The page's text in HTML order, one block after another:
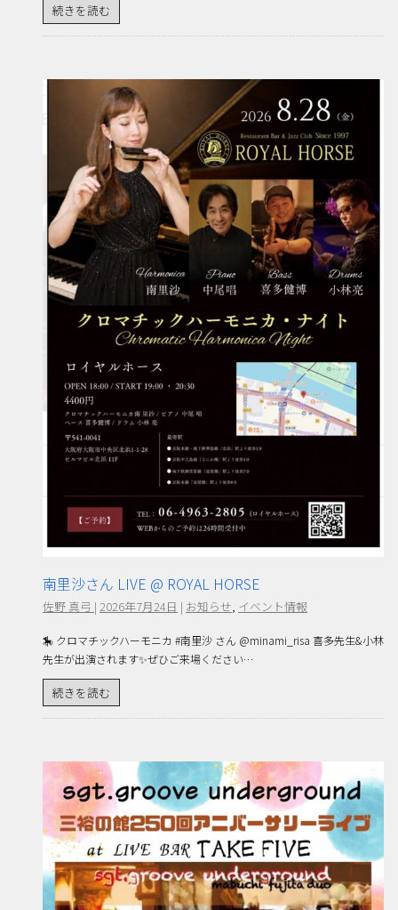
続きを読む
南里沙さん LIVE @ ROYAL HORSE
佐野 真弓 | 2026年7月24日 | お知らせ イベント情報
🎠 クロマチックハーモニカ #南里沙 さん @minami_risa 喜多先生&小林
先生が出演されます✨ぜひご来場ください…
続きを読む